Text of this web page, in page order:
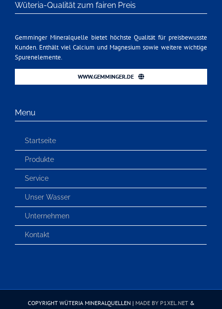
Wüteria-Qualität zum fairen Preis
Gemminger Mineralquelle bietet höchste Qualität für preisbewusste
Kunden. Enthält viel Calcium und Magnesium sowie weitere wichtige
Spurenelemente.
WWW.GEMMINGER.DE
Menu
Startseite
Produkte
Service
Unser Wasser
Unternehmen
Kontakt
COPYRIGHT WÜTERIA MINERALQUELLEN | MADE BY P1XEL.NET&